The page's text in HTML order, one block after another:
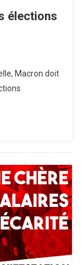
élections
Macron doit